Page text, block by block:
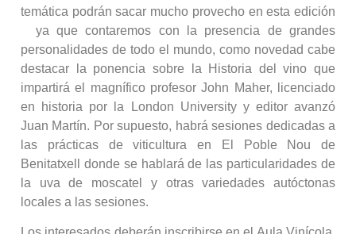
temática podrán sacar mucho provecho en esta edición
ya que contaremos con la presencia de grandes
personalidades de todo el mundo, como novedad cabe
destacar la ponencia sobre la Historia del vino que
impartirá el magnífico profesor John Maher, licenciado
en historia por la London University y editor avanzó
Juan Martín. Por supuesto, habrá sesiones dedicadas a
las prácticas de viticultura en El Poble Nou de
Benitatxell donde se hablará de las particularidades de
la uva de moscatel y otras variedades autóctonas
locales a las sesiones.